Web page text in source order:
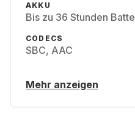
AKKU
Bis zu 36 Stunden
CODECS
SBC, AAC
Mehr anzeigen